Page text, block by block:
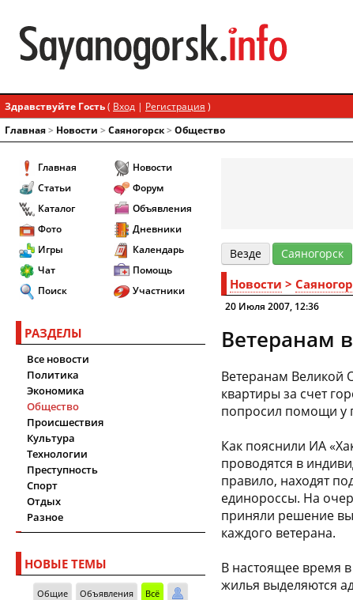
Здравствуйте Гость( Вход | Регистрация )
Главная> Новости > Cаяногорск> Общество
Главная
Статьи
Каталог
Фото
Игры
Чат
Поиск
Новости
Форум
Объявления
Дневники
Календарь
Помощь
Участники
РАЗДЕЛЫ
Все новости
Политика
Экономика
Общество
Происшествия
Культура
Технологии
Преступность
Спорт
Отдых
Разное
НОВЫЕ ТЕМЫ
Общие Объявления Всё
Везде Cаяногорск
Новости >
20 Июля 2007, 12:36
Ветеранам
Ветеранам Великой
квартиры за счет
попросил помощи у
Как пояснили ИА
проводятся в
правило, находят
единороссы. На
приняли решение
каждого ветерана.
В настоящее время
жилья выделяются